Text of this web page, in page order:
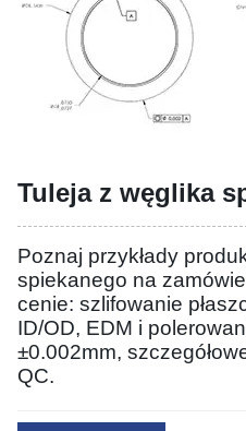
Tuleja z węglika
Poznaj przykłady
spiekanego na
cenie: szlifowanie
ID/OD, EDM i
±0.002mm,
QC.